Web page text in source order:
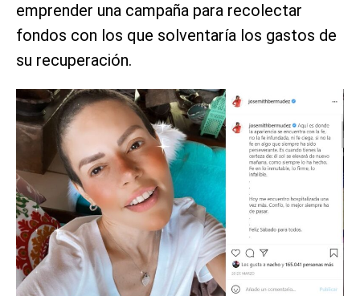
emprender una campaña para recolectar
fondos con los que solventaría los gastos de
su recuperación.